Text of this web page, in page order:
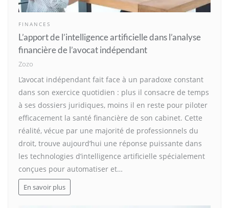
FINANCES
L’apport de l’intelligence artificielle dans l’analyse
financière de l’avocat indépendant
Zozo
L’avocat indépendant fait face à un paradoxe constant
dans son exercice quotidien : plus il consacre de temps
à ses dossiers juridiques, moins il en reste pour piloter
efficacement la santé financière de son cabinet. Cette
réalité, vécue par une majorité de professionnels du
droit, trouve aujourd’hui une réponse puissante dans
les technologies d’intelligence artificielle spécialement
conçues pour automatiser et…
En savoir plus